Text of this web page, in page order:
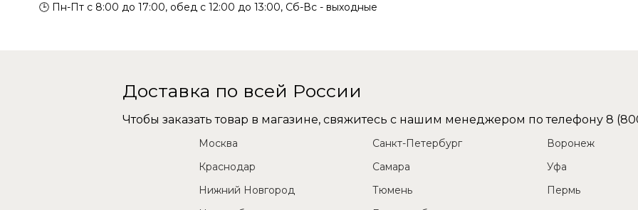
🕒 Пн-Пт с 8:00 до 17:00, обед с 12:00 до 13:00, Сб-Вс - выходные
Доставка по всей России
Чтобы заказать товар в магазине, свяжитесь с нашим менеджером по телефону 8
Москва Санкт-Петербург
Воронеж
Краснодар
Самара
Уфа
Нижний Новгород
Тюмень
Пермь